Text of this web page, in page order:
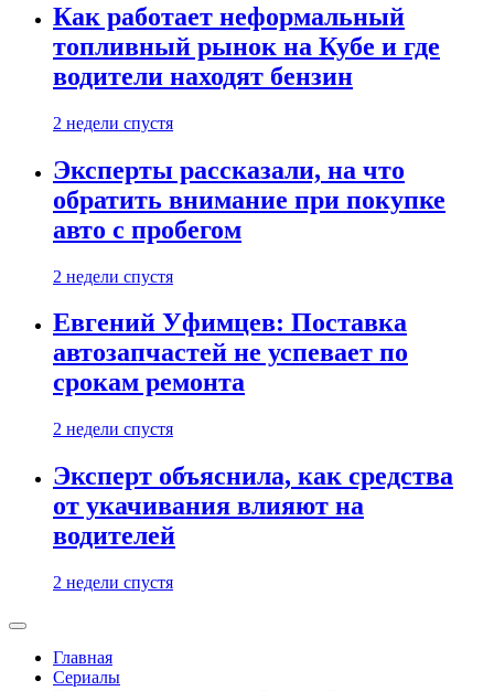
Как работает неформальный
топливный рынок на Кубе и где
водители находят бензин
2 недели спустя
Эксперты рассказали, на что
обратить внимание при покупке
авто с пробегом
2 недели спустя
Евгений Уфимцев: Поставка
автозапчастей не успевает по
срокам ремонта
2 недели спустя
Эксперт объяснила, как средства
от укачивания влияют на
водителей
2 недели спустя
Главная
Сериалы